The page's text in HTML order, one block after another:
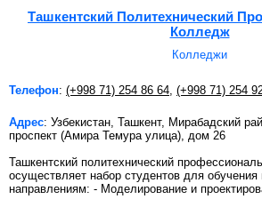
Ташкентский Политехнический
Колледж
Колледжи
Телефон: (+998 71) 254 86 64 (+998 71) 254
Адрес: Узбекистан, Ташкент, Мирабадский
проспект (Амира Темура улица), дом 26
Ташкентский политехнический
осуществляет набор студентов для
направлениям: - Моделирование и